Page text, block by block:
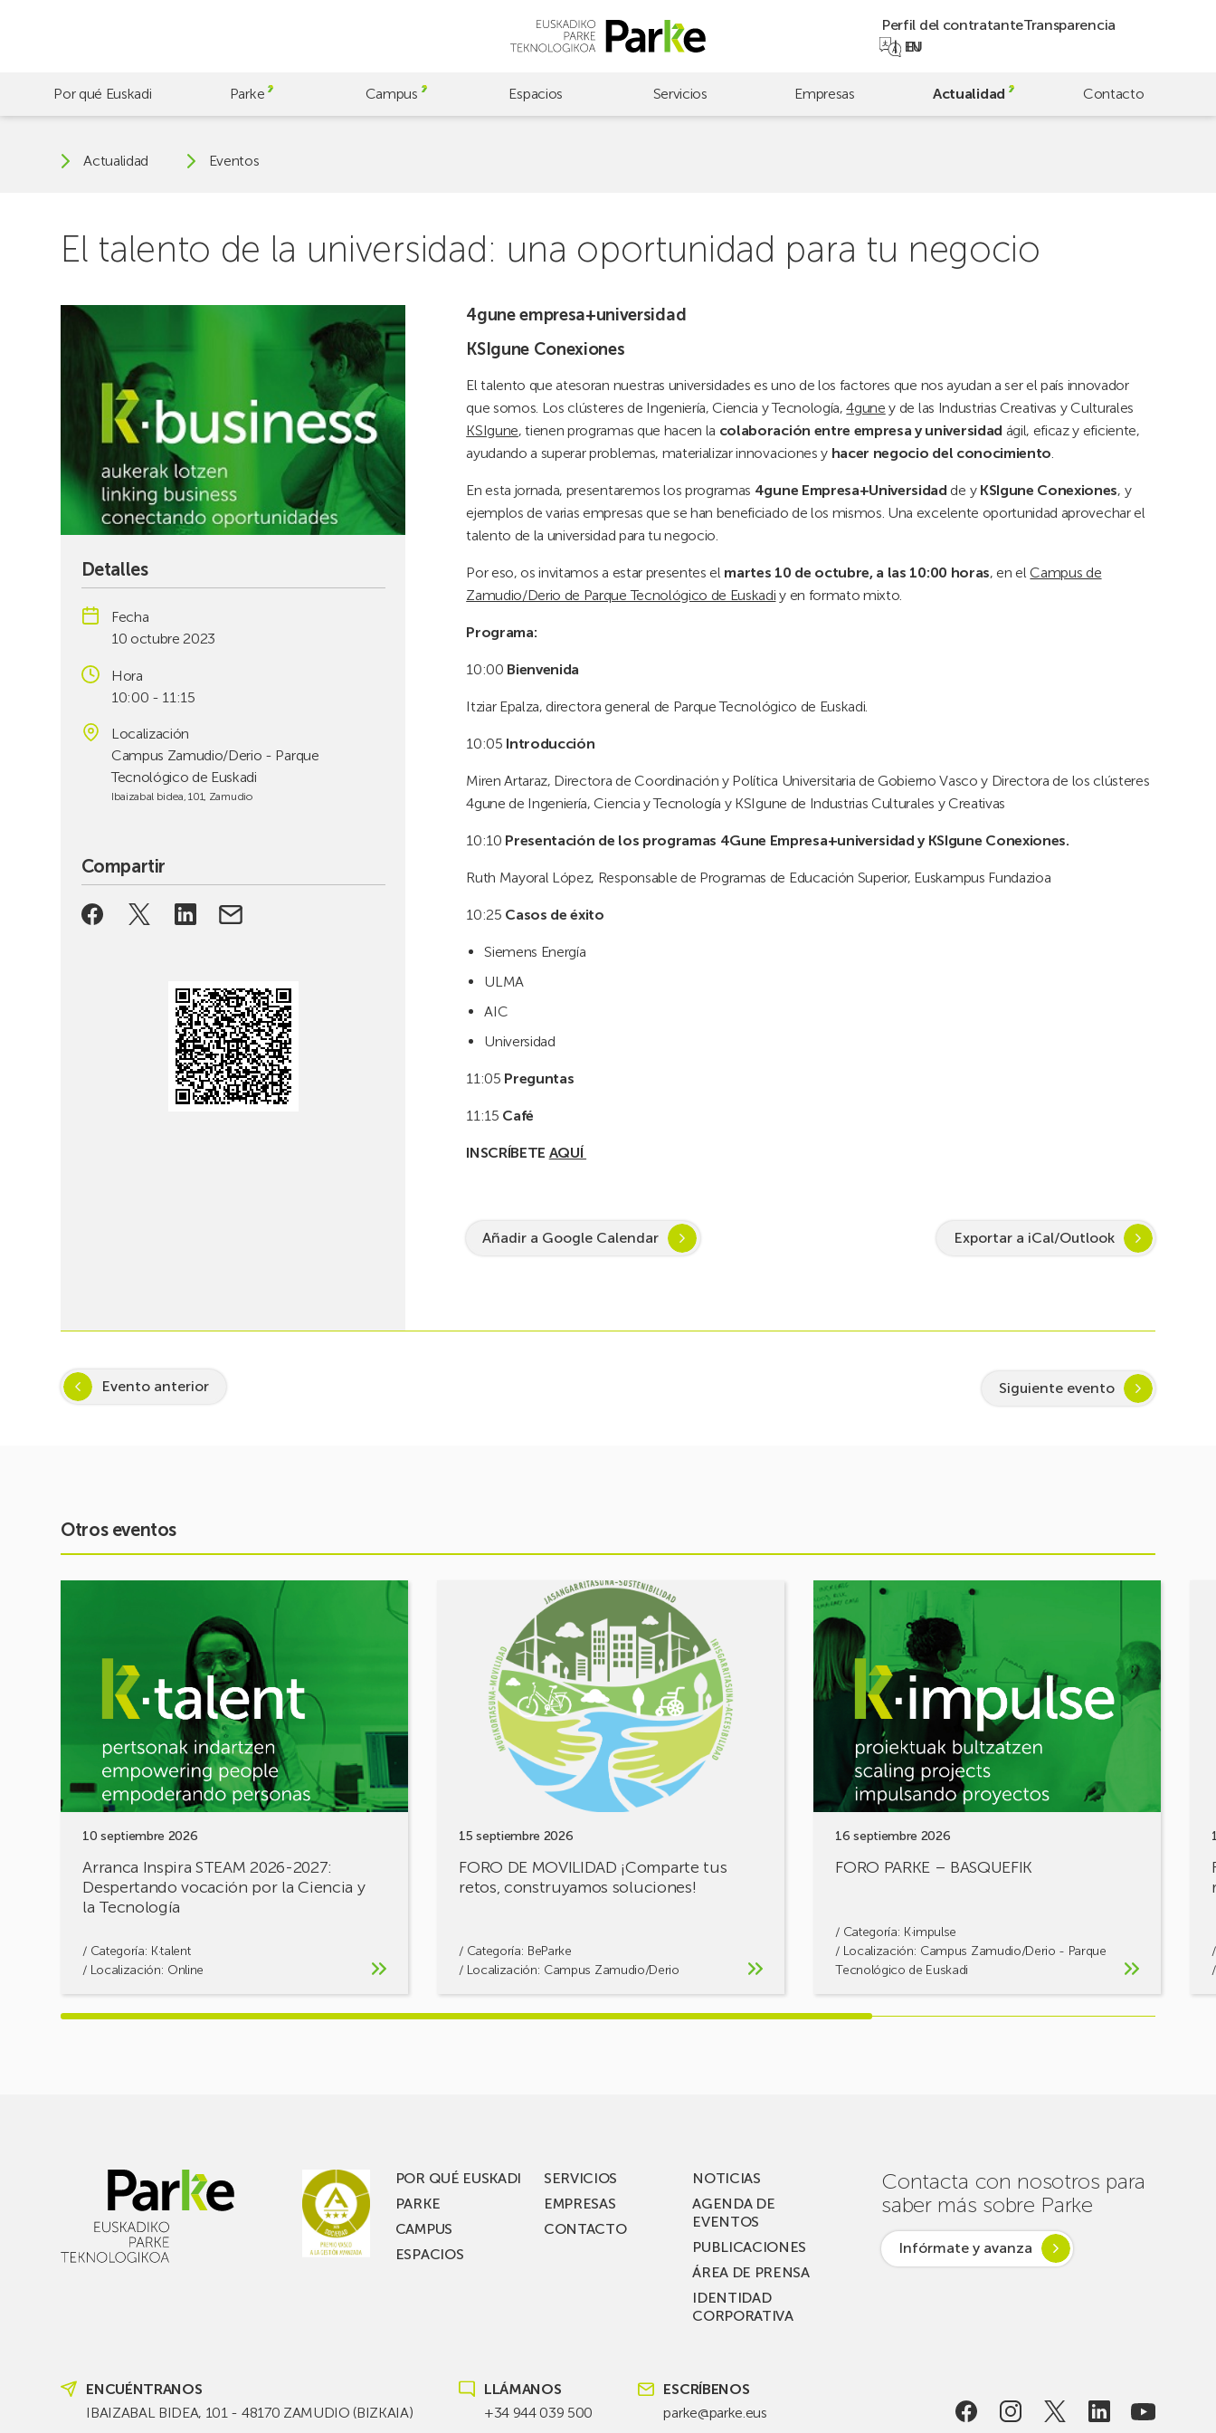
Perfil del contratanteTransparencia
EU
EN
Por qué Euskadi Parke Campus Espacios Servicios Empresas Actualidad Contacto
Actualidad Eventos
El talento de la universidad: una oportunidad para tu negocio
4gune empresa+universidad
KSIgune Conexiones
El talento que atesoran nuestras universidades es uno de los factores que nos ayudan a ser el país innovador
que somos. Los clústeres de Ingeniería, Ciencia y Tecnología,4gune y de las Industrias Creativas y Culturales
KSIgune, tienen programas que hacen la colaboración entre empresa y universidad ágil, eficaz y eficiente,
ayudando a superar problemas, materializar innovaciones y hacer negocio del conocimiento.
En esta jornada, presentaremos los programas 4gune Empresa+Universidad de y KSIgune Conexiones, y
ejemplos de varias empresas que se han beneficiado de los mismos. Una excelente oportunidad aprovechar el
talento de la universidad para tu negocio.
Por eso, os invitamos a estar presentes el martes 10 de octubre, a las 10:00 horas, en elCampus de
Zamudio/Derio de Parque Tecnológico de Euskadi y en formato mixto.
Programa:
10:00 Bienvenida
Itziar Epalza, directora general de Parque Tecnológico de Euskadi.
10:05 Introducción
Miren Artaraz, Directora de Coordinación y Política Universitaria de Gobierno Vasco y Directora de los clústeres
4gune de Ingeniería, Ciencia y Tecnología y KSIgune de Industrias Culturales y Creativas
10:10 Presentación de los programas 4Gune Empresa+universidad y KSIgune Conexiones.
Ruth Mayoral López, Responsable de Programas de Educación Superior, Euskampus Fundazioa
10:25 Casos de éxito
Siemens Energía
ULMA
AIC
Universidad
11:05 Preguntas
11:15 Café
INSCRÍBETE AQUÍ
Añadir a Google Calendar Exportar a iCal/Outlook
Detalles
Fecha
10 octubre 2023
Hora
10:00 - 11:15
Localización
Campus Zamudio/Derio - Parque
Tecnológico de Euskadi
Ibaizabal bidea, 101, Zamudio
Compartir
Evento anterior Siguiente evento
Otros eventos
10 septiembre 2026
Arranca Inspira STEAM 2026-2027:
Despertando vocación por la Ciencia y
la Tecnología
/ Categoría: K·talent
/ Localización: Online
Despertando
vocación
Ciencia
y
15 septiembre 2026
FORO DE MOVILIDAD ¡Comparte tus
retos, construyamos soluciones!
/ Categoría: BeParke
/ Localización: Campus Zamudio/Derio
MOVILIDAD
¡Comparte
construyamos
16 septiembre 2026
FORO PARKE – BASQUEFIK
/ Categoría: K·impulse
/ Localización: Campus Zamudio/Derio - Parque
Tecnológico de Euskadi
Ver
evento
FORO
PARKE
–
BASQUEFIK
POR QUÉ EUSKADI
PARKE
CAMPUS
ESPACIOS
SERVICIOS
EMPRESAS
CONTACTO
NOTICIAS
AGENDA DE
EVENTOS
PUBLICACIONES
ÁREA DE PRENSA
IDENTIDAD
CORPORATIVA
Contacta con nosotros para
saber más sobre Parke
Infórmate y avanza
ENCUÉNTRANOS
IBAIZABAL BIDEA, 101 - 48170 ZAMUDIO (BIZKAIA)
LLÁMANOS
+34 944 039 500
ESCRÍBENOS
parke@parke.eus